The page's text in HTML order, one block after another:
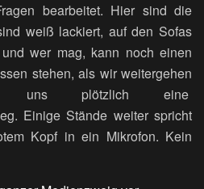
bearbeitet. Hier sind die
weiß lackiert, auf den Sofas
wer mag, kann noch einen
stehen, als wir weitergehen
uns plötzlich eine
Einige Stände weiter spricht
Kopf in ein Mikrofon. Kein